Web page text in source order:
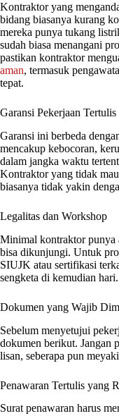
Kontraktor yang
bidang biasanya kurang
mereka punya tukang
sudah biasa menangani
pastikan kontraktor
aman, termasuk
tepat.
Garansi Pekerjaan Tertulis
Garansi ini berbeda
mencakup kebocoran,
dalam jangka waktu
Kontraktor yang tidak
biasanya tidak yakin
Legalitas dan Workshop
Minimal kontraktor punya
bisa dikunjungi. Untuk
SIUJK atau sertifikasi
sengketa di kemudian hari.
Dokumen yang Wajib
Sebelum menyetujui
dokumen berikut. Jangan
lisan, seberapa pun
Penawaran Tertulis yang
Surat penawaran harus